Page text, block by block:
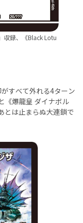
収録、《Black Lotu
すべて外れる4ターン
《爆龍皇 ダイナボル
とは止まらぬ大連鎖で